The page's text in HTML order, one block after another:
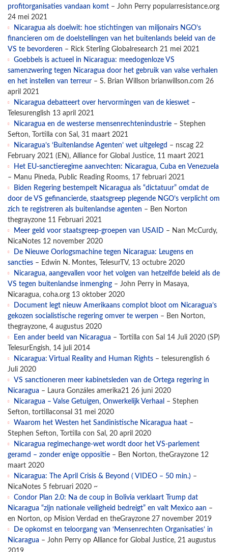
profitorganisaties vandaan komt – John Perry popularresistance.org
24 mei 2021
Nicaragua als doelwit: hoe stichtingen van miljonairs NGO’s
financieren om de doelstellingen van het buitenlands beleid van de
VS te bevorderen – Rick Sterling Globalresearch 21 mei 2021
Goebbels is actueel in Nicaragua: meedogenloze VS
samenzwering tegen Nicaragua door het gebruik van valse verhalen
en het instellen van terreur – S. Brian Willson brianwillson.com 26
april 2021
Nicaragua debatteert over hervormingen van de kieswet –
Telesurenglish 13 april 2021
Nicaragua en de westerse mensenrechtenindustrie – Stephen
Sefton, Tortilla con Sal, 31 maart 2021
Nicaragua’s ‘Buitenlandse Agenten’ wet uitgelegd – nscag 22
February 2021 (EN), Alliance for Global Justice, 11 maart 2021
Het EU-sanctieregime aanvechten: Nicaragua, Cuba en Venezuela
– Manu Pineda, Public Reading Rooms, 17 februari 2021
Biden Regering bestempelt Nicaragua als “dictatuur” omdat de
door de VS gefinancierde, staatsgreep plegende NGO’s verplicht om
zich te registreren als buitenlandse agenten – Ben Norton
thegrayzone 11 Februari 2021
Meer geld voor staatsgreep-groepen van USAID – Nan McCurdy,
NicaNotes 12 november 2020
De Nieuwe Oorlogsmachine tegen Nicaragua: Leugens en
sancties – Edwin N. Montes, TelesurTV, 13 octubre 2020
Nicaragua, aangevallen voor het volgen van hetzelfde beleid als de
VS tegen buitenlandse inmenging – John Perry in Masaya,
Nicaragua, coha.org 13 oktober 2020
Document legt nieuw Amerikaans complot bloot om Nicaragua’s
gekozen socialistische regering omver te werpen – Ben Norton,
thegrayzone, 4 augustus 2020
Een ander beeld van Nicaragua – Tortilla con Sal 14 Juli 2020 (SP)
TelesurEngish, 14 juli 2014
Nicaragua: Virtual Reality and Human Rights – telesurenglish 6
Juli 2020
VS sanctioneren meer kabinetsleden van de Ortega regering in
Nicaragua – Laura Gonzáles amerika21 26 juni 2020
Nicaragua – Valse Getuigen, Onwerkelijk Verhaal – Stephen
Sefton, tortillaconsal 31 mei 2020
Waarom het Westen het Sandinistische Nicaragua haat –
Stephen Sefton, Tortilla con Sal, 20 april 2020
Nicaragua regimechange-wet wordt door het VS-parlement
geramd – zonder enige oppositie – Ben Norton, theGrayzone 12
maart 2020
Nicaragua: The April Crisis & Beyond ( VIDEO – 50 min.) –
NicaNotes 5 februari 2020 ~
Condor Plan 2.0: Na de coup in Bolivia verklaart Trump dat
Nicaragua “zijn nationale veiligheid bedreigt” en valt Mexico aan –
en Norton, op Mision Verdad en theGrayzone 27 november 2019
De opkomst en teloorgang van ‘Mensenrechten Organisaties’ in
Nicaragua – John Perry op Alliance for Global Justice, 21 augustus